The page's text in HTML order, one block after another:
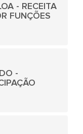
- RECEITA
FUNÇÕES
-